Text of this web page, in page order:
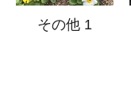
その他 1